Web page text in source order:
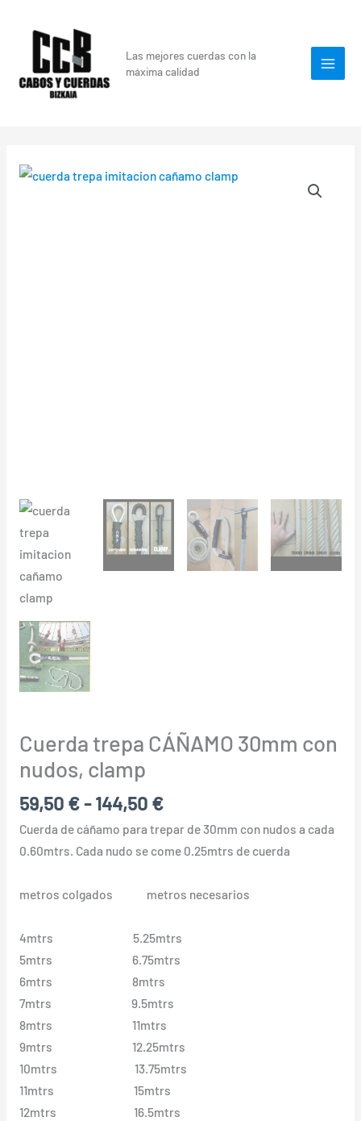
Las mejores cuerdas con la
máxima calidad
Cuerda trepa CÁÑAMO 30mm con
nudos, clamp
59,50 €- 144,50 €
Rango
Cuerda de cáñamo para trepar de 30mm con nudos a cada
0.60mtrs. Cada nudo se come 0.25mtrs de cuerda
metros colgados metros necesarios
4mtrs 5.25mtrs
5mtrs 6.75mtrs
6mtrs 8mtrs
7mtrs 9.5mtrs
8mtrs 11mtrs
9mtrs 12.25mtrs
10mtrs 13.75mtrs
11mtrs 15mtrs
12mtrs 16.5mtrs
Cuerda